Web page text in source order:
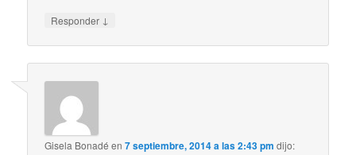
Responder ↓
Gisela Bonadé en7 septiembre, 2014 a las 2:43 pm dijo: